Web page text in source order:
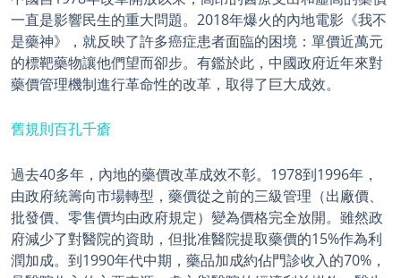
一直是影響民生的重大問題。2018年爆火的內地電影《我不
是藥神》，就反映了許多癌症患者面臨的困境：單價近萬元
的標靶藥物讓他們望而卻步。有鑑於此，中國政府近年來對
藥價管理機制進行革命性的改革，取得了巨大成效。
舊規則百孔千瘡
過去40多年，內地的藥價改革成效不彰。1978到1996年，
由政府統籌向市場轉型，藥價從之前的三級管理（出廠價、
批發價、零售價均由政府規定）變為價格完全放開。雖然政
府減少了對醫院的資助，但批准醫院提取藥價的15%作為利
潤加成。到1990年代中期，藥品加成約佔門診收入的70%，